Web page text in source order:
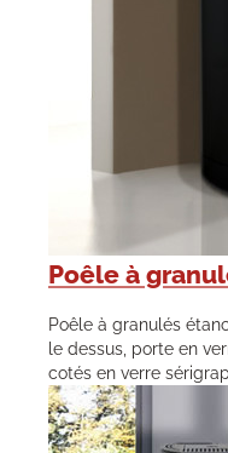
Poêle à
Poêle à granulés
le dessus, porte en
cotés en verre